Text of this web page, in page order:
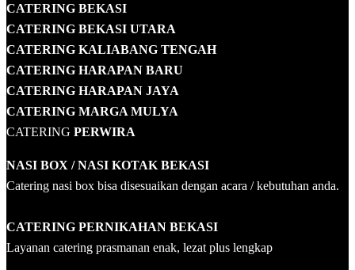
CATERING BEKASI
CATERING BEKASI UTARA
CATERING KALIABANG TENGAH
CATERING HARAPAN BARU
CATERING HARAPAN JAYA
CATERING MARGA MULYA
CATERING PERWIRA
NASI BOX / NASI KOTAK BEKASI
Catering nasi box bisa disesuaikan dengan acara / kebutuhan anda.
CATERING PERNIKAHAN BEKASI
Layanan catering prasmanan enak, lezat plus lengkap